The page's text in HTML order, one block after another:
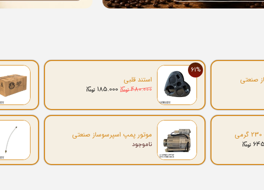
صنعتی
61%
استند قلبی
480.000
185.000
موتور پمپ اسپرسوساز صنعتی
ناموجود